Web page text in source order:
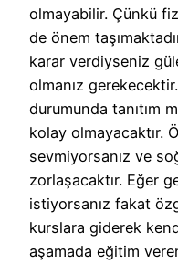
olmayabilir. Çünkü
de önem
karar verdiyseniz
olmanız
durumunda tanıtım
kolay olmayacaktır.
sevmiyorsanız ve
zorlaşacaktır. Eğer
istiyorsanız fakat
kurslara giderek
aşamada eğitim